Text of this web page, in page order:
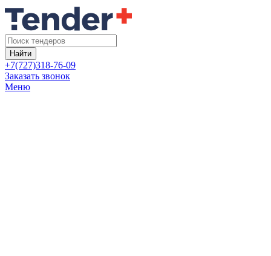
Найти
+7(727)318-76-09
Заказать звонок
Меню